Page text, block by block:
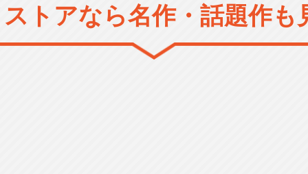
トアなら名作・話題作も